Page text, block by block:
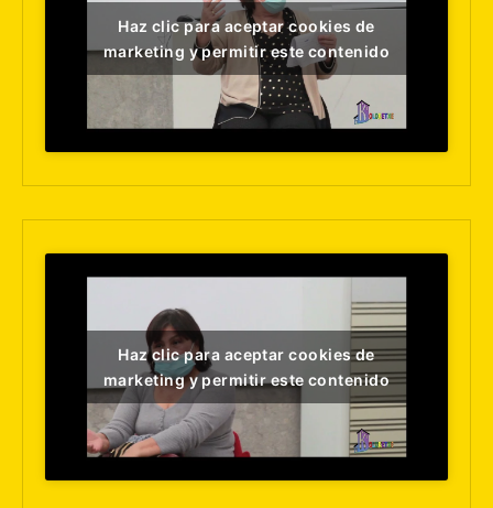
Haz clic para aceptar cookies de
marketing y permitir este contenido
Haz clic para aceptar cookies de
marketing y permitir este contenido